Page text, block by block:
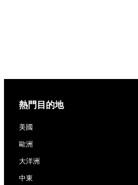
熱門目的地
美國
歐洲
大洋洲
中東